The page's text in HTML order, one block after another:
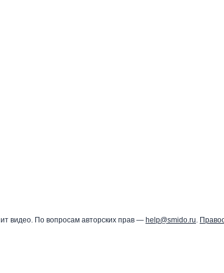
видео. По вопросам авторских прав — help@smido.ru.